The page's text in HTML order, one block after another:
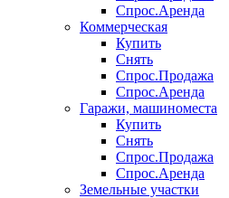
Спрос.Аренда
Коммерческая
Купить
Снять
Спрос.Продажа
Спрос.Аренда
Гаражи, машиноместа
Купить
Снять
Спрос.Продажа
Спрос.Аренда
Земельные участки